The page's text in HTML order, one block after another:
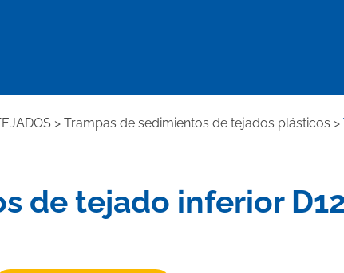
> Trampas de sedimientos de tejados plásticos >
de tejado inferior